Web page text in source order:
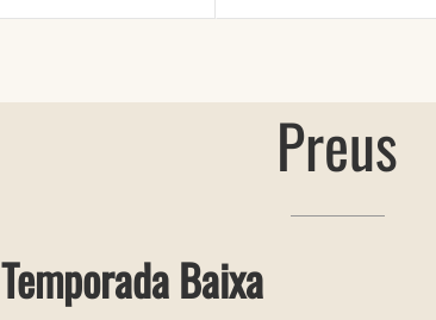
Preus
Temporada Baixa